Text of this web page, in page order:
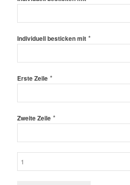
Individuell besticken mit*
Erste Zeile*
Zweite Zeile*